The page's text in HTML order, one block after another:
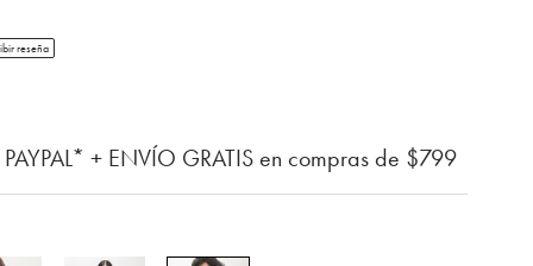
del cliente
rating
reseña
+ ENVÍO GRATIS en compras de $799